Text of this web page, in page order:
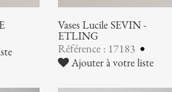
Vases Lucile SEVIN -
ETLING
Référence : 17183
Ajouter à votre liste